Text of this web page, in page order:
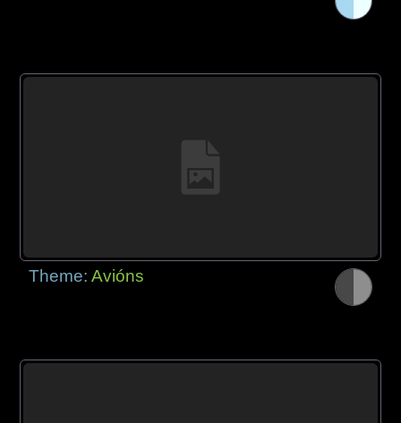
Theme:Avións